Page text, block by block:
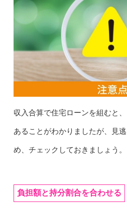
収入合算で住宅ローンを組むと
あることがわかりましたが、見
め、チェックしておきましょう。
負担額と持分割合を合わせる